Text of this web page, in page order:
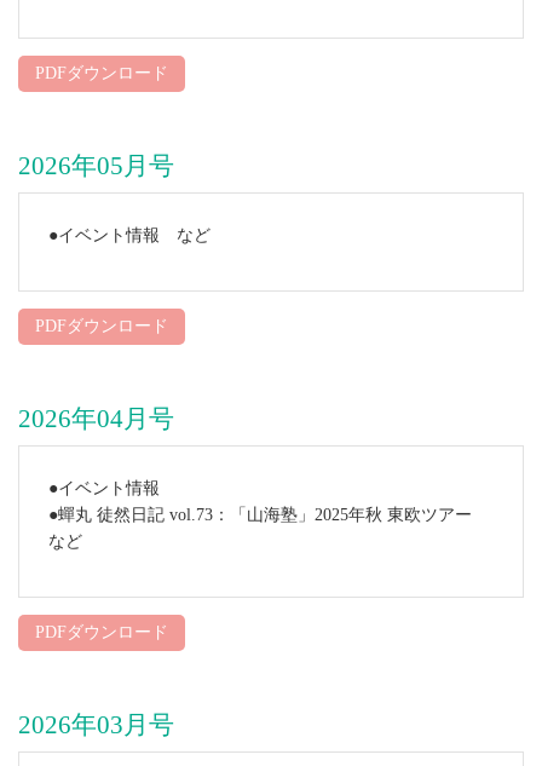
PDFダウンロード
2026年05月号
●イベント情報 など
PDFダウンロード
2026年04月号
●イベント情報
●蟬丸 徒然日記 vol.73：「山海塾」2025年秋 東欧ツアー
など
PDFダウンロード
2026年03月号